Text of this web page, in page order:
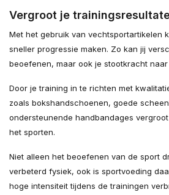
Vergroot je
Met het gebruik van vechtsportartikelen
sneller progressie maken. Zo kan jij
beoefenen, maar ook je stootkracht
Door je training in te richten met
zoals bokshandschoenen, goede
ondersteunende handbandages
het sporten.
Niet alleen het beoefenen van de sport
verbeterd fysiek, ook is sportvoeding
hoge intensiteit tijdens de trainingen